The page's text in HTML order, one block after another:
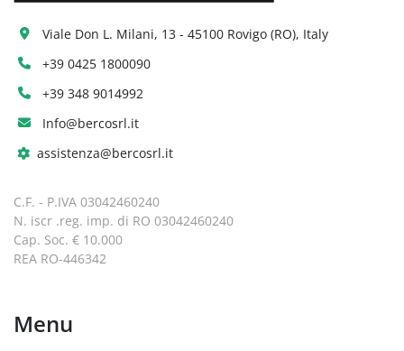
Viale Don L. Milani, 13 - 45100 Rovigo (RO), Italy
+39 0425 1800090
+39 348 9014992
Info@bercosrl.it
assistenza@bercosrl.it
C.F. - P.IVA 03042460240
N. iscr .reg. imp. di RO 03042460240
Cap. Soc. € 10.000
REA RO-446342
Menu